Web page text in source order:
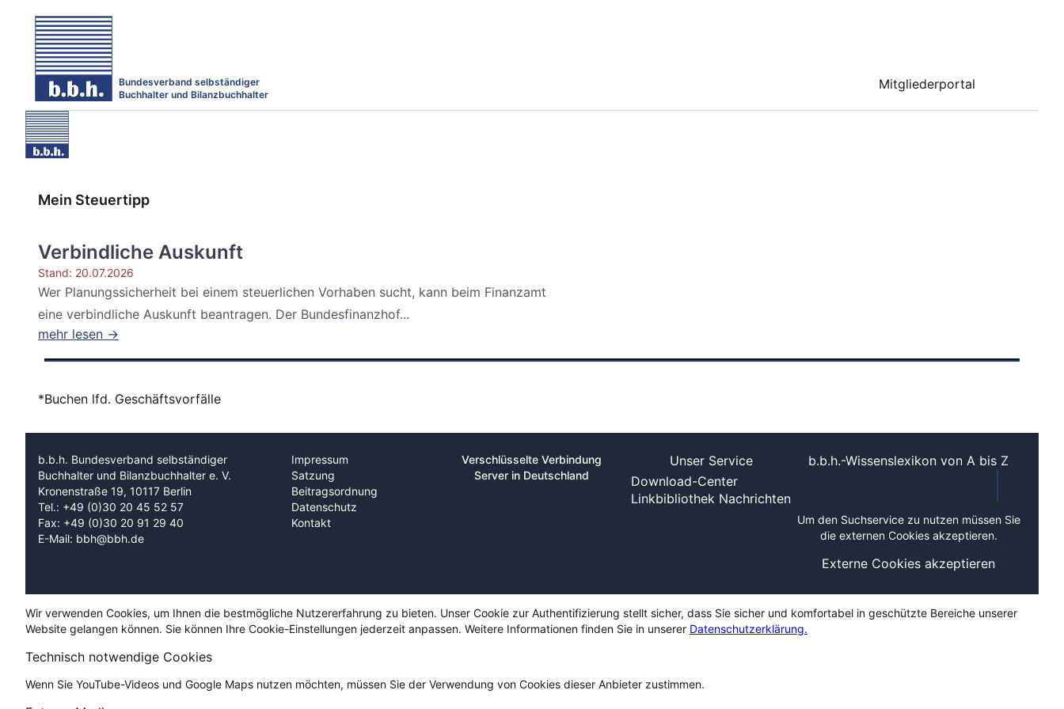
Bundesverband selbständiger
Buchhalter und Bilanzbuchhalter
Mitgliederportal
Mein Steuertipp
Verbindliche Auskunft
Stand: 20.07.2026
Wer Planungssicherheit bei einem steuerlichen Vorhaben sucht, kann beim Finanzamt
eine verbindliche Auskunft beantragen. Der Bundesfinanzhof...
mehr lesen →
*Buchen lfd. Geschäftsvorfälle
b.b.h. Bundesverband selbständiger
Buchhalter und Bilanzbuchhalter e. V.
Kronenstraße 19, 10117 Berlin
Tel.: +49 (0)30 20 45 52 57
Fax: +49 (0)30 20 91 29 40
E-Mail: bbh@bbh.de
Impressum
Satzung
Beitragsordnung
Datenschutz
Kontakt
Verschlüsselte Verbindung
Server in Deutschland
Unser Service
Download-Center
Linkbibliothek Nachrichten
b.b.h.-Wissenslexikon von A bis Z
Um den Suchservice zu nutzen müssen Sie
die externen Cookies akzeptieren.
Externe Cookies akzeptieren
Wir verwenden Cookies, um Ihnen die bestmögliche Nutzererfahrung zu bieten. Unser Cookie zur Authentifizierung stellt sicher, dass Sie sicher und komfortabel in geschützte Bereiche unserer
Website gelangen können. Sie können Ihre Cookie-Einstellungen jederzeit anpassen. Weitere Informationen finden Sie in unserer Datenschutzerklärung.
Technisch notwendige Cookies
Wenn Sie YouTube-Videos und Google Maps nutzen möchten, müssen Sie der Verwendung von Cookies dieser Anbieter zustimmen.